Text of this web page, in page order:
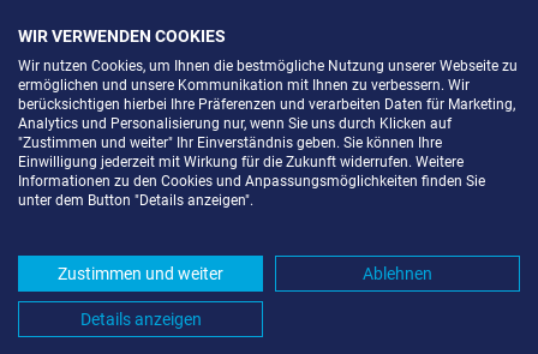
LAGERRAUM MIETEN IN
UMGEBUNG *
Komfortabel einlagern mit Extraraum
WIR VERWENDEN COOKIES
Wir nutzen Cookies, um Ihnen die bestmögliche Nutzung unserer Webseite zu
ermöglichen und unsere Kommunikation mit Ihnen zu verbessern. Wir
berücksichtigen hierbei Ihre Präferenzen und verarbeiten Daten für Marketing,
Analytics und Personalisierung nur, wenn Sie uns durch Klicken auf
"Zustimmen und weiter" Ihr Einverständnis geben. Sie können Ihre
Einwilligung jederzeit mit Wirkung für die Zukunft widerrufen. Weitere
Informationen zu den Cookies und Anpassungsmöglichkeiten finden Sie
unter dem Button "Details anzeigen".
Zustimmen und weiter Ablehnen
Details anzeigen